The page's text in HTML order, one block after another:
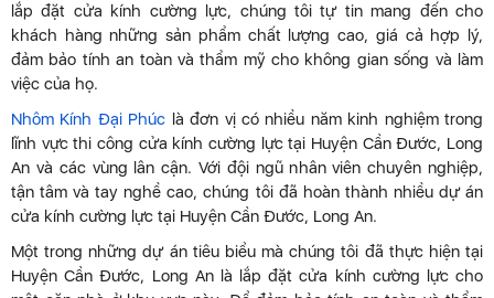
lắp đặt cửa kính cường lực, chúng tôi tự tin mang đến cho
khách hàng những sản phẩm chất lượng cao, giá cả hợp lý,
đảm bảo tính an toàn và thẩm mỹ cho không gian sống và làm
việc của họ.
Nhôm Kính Đại Phúc là đơn vị có nhiều năm kinh nghiệm trong
lĩnh vực thi công cửa kính cường lực tại Huyện Cần Đước, Long
An và các vùng lân cận. Với đội ngũ nhân viên chuyên nghiệp,
tận tâm và tay nghề cao, chúng tôi đã hoàn thành nhiều dự án
cửa kính cường lực tại Huyện Cần Đước, Long An.
Một trong những dự án tiêu biểu mà chúng tôi đã thực hiện tại
Huyện Cần Đước, Long An là lắp đặt cửa kính cường lực cho